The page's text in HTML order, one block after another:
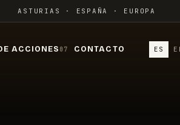
ASTURIAS · ESPAÑA · EUROPA
ACCIONES 07 CONTACTO ES